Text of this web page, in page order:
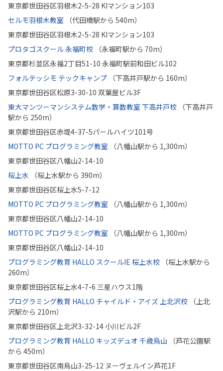
東京都世田谷区羽根木2-5-28 KIマンション103
セルモ羽根木教室
（代田橋駅から 540m）
東京都世田谷区羽根木2-5-28 KIマンション103
プロタゴスクール 永福町校
（永福町駅から 70m）
東京都杉並区永福2丁目51-10 永福町駅前和田ビル102
フォルテッシモ テックキャンプ
（下高井戸駅から 160m）
東京都世田谷区松原3-30-10 双葉屋ビル3F
東大マンツーマンシステム数学・算数教室 下高井戸校
（下高井戸
駅から 250m）
東京都世田谷区赤堤4-37-5パールハイツ101号
MOTTO PC プログラミング教室
（八幡山駅から 1,300m）
東京都世田谷区八幡山2-14-10
桜上水
（桜上水駅から 390m）
東京都世田谷区桜上水5-7-12
MOTTO PC プログラミング教室
（八幡山駅から 1,300m）
東京都世田谷区八幡山2-14-10
MOTTO PC プログラミング教室
（八幡山駅から 1,300m）
東京都世田谷区八幡山2-14-10
プログラミング教育 HALLO スクールIE 桜上水校
（桜上水駅から
260m）
東京都世田谷区桜上水4-7-6 三星ハウス1階
プログラミング教育 HALLO チャイルド・アイズ 上北沢校
（上北
沢駅から 210m）
東京都世田谷区上北沢3-32-14 小川ビル2F
プログラミング教育 HALLO キッズデュオ 千歳烏山
（芦花公園駅
から 450m）
東京都世田谷区南烏山3-25-12 ヌーヴェルイン芦花1F